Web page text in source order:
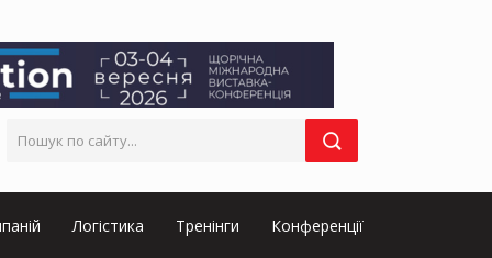
Логістика Тренінги Конференції